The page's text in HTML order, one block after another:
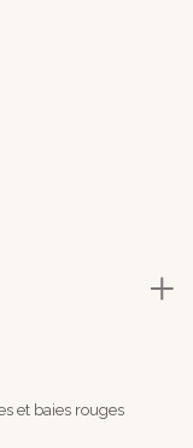
et baies rouges